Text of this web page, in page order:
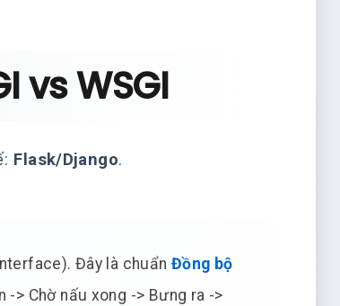
vs WSGI
Flask/Django.
Đây là chuẩn Đồng bộ
> Chờ nấu xong -> Bưng ra ->